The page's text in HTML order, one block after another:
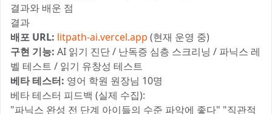
결과와 배운 점
결과
배포 URL: litpath-ai.vercel.app (현재 운영 중)
구현 기능: AI 읽기 진단 / 난독증 심층 스크리닝 / 파닉스 레
벨 테스트 / 읽기 유창성 테스트
베타 테스터: 영어 학원 원장님 10명
베타 테스터 피드백 (실제 수집):
"파닉스 완성 전 단계 아이들의 수준 파악에 좋다" "직관적